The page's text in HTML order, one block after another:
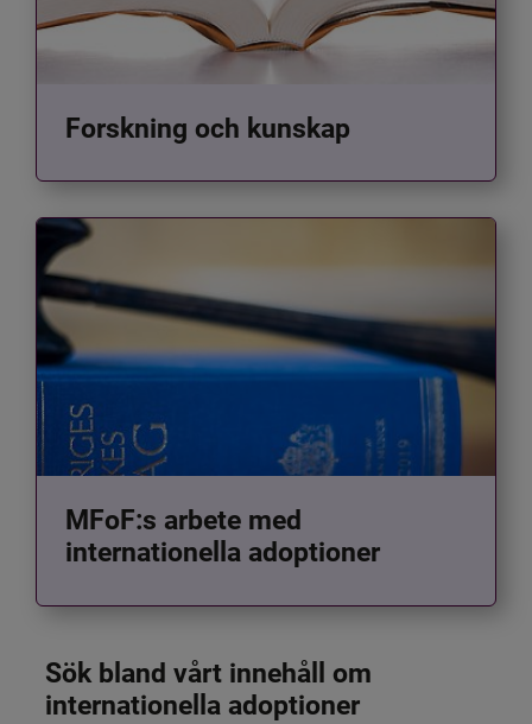
Forskning och kunskap
MFoF:s arbete med
internationella adoptioner
Sök bland vårt innehåll om
internationella adoptioner